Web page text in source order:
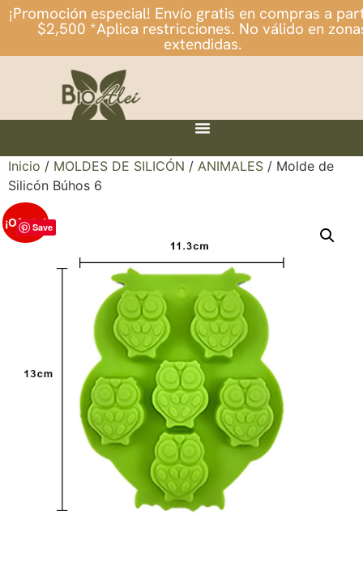
¡Promoción especial! Envío gratis en compras a
$2,500 *Aplica restricciones. No válido en
extendidas.
Inicio / MOLDES DE SILICÓN / ANIMALES / Molde de
Silicón Búhos 6
¡Oferta!
Save